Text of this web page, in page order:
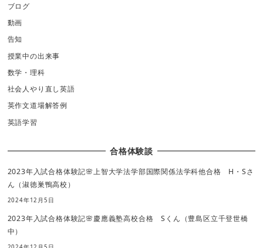
ブログ
動画
告知
授業中の出来事
数学・理科
社会人やり直し英語
英作文道場解答例
英語学習
合格体験談
2023年入試合格体験記🌸上智大学法学部国際関係法学科他合格 H・Sさ
ん（淑徳巣鴨高校）
2024年12月5日
2023年入試合格体験記🌸慶應義塾高校合格 Sくん（豊島区立千登世橋
中）